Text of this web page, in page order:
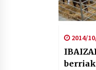
2014/